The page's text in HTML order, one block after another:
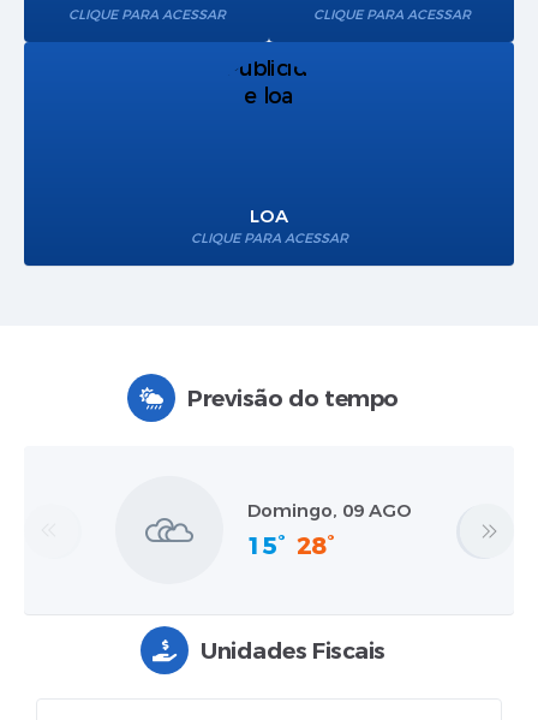
CLIQUE PARA ACESSAR CLIQUE PARA ACESSAR
LOA
CLIQUE PARA ACESSAR
Previsão do tempo
Domingo, 09 AGO
15° 28°
Unidades Fiscais